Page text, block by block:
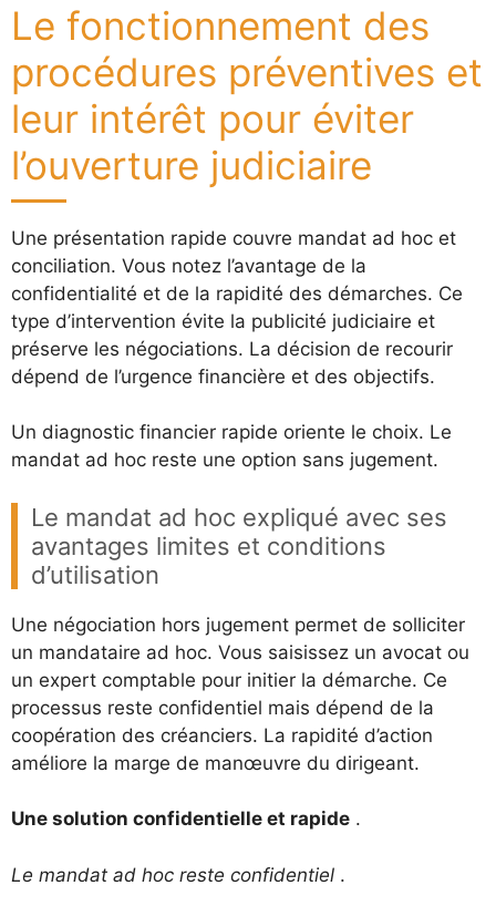
Le fonctionnement des
procédures préventives et
leur intérêt pour éviter
l’ouverture judiciaire
Une présentation rapide couvre mandat ad hoc et
conciliation. Vous notez l’avantage de la
confidentialité et de la rapidité des démarches. Ce
type d’intervention évite la publicité judiciaire et
préserve les négociations. La décision de recourir
dépend de l’urgence financière et des objectifs.
Un diagnostic financier rapide oriente le choix. Le
mandat ad hoc reste une option sans jugement.
Le mandat ad hoc expliqué avec ses
avantages limites et conditions
d’utilisation
Une négociation hors jugement permet de solliciter
un mandataire ad hoc. Vous saisissez un avocat ou
un expert comptable pour initier la démarche. Ce
processus reste confidentiel mais dépend de la
coopération des créanciers. La rapidité d’action
améliore la marge de manœuvre du dirigeant.
Une solution confidentielle et rapide .
Le mandat ad hoc reste confidentiel .